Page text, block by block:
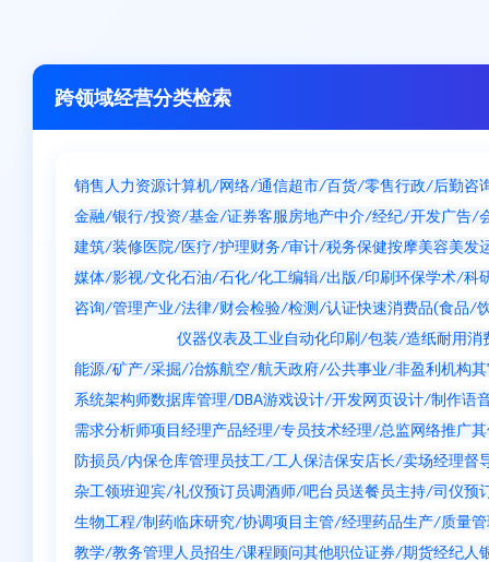
跨领域经营分类检索
销售 人力资源计算机/网络/通信超市/百货/零售行政/后勤咨
金融/银行/投资/基金/证券客服房地产中介/经纪/开发广告/
建筑/装修医院/医疗/护理财务/审计/税务保健按摩美容美发
媒体/影视/文化石油/石化/化工编辑/出版/印刷环保学术/科
咨询/管理产业/法律/财会检验/检测/认证快速消费品(食品/
仪器仪表及工业自动化印刷/包装/造纸耐用消
能源/矿产/采掘/冶炼航空/航天政府/公共事业/非盈利机构
系统架构师数据库管理/DBA游戏设计/开发网页设计/制作语
需求分析师项目经理产品经理/专员技术经理/总监网络推广
防损员/内保仓库管理员技工/工人保洁保安店长/卖场经理督
杂工领班迎宾/礼仪预订员调酒师/吧台员送餐员主持/司仪预
生物工程/制药临床研究/协调项目主管/经理药品生产/质量
教学/教务管理人员招生/课程顾问其他职位证券/期货经纪人